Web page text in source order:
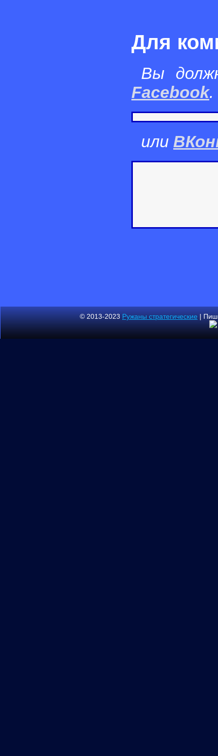
Для
Вы
Facebook.
или
© 2013-2023Ружаны стратегические|